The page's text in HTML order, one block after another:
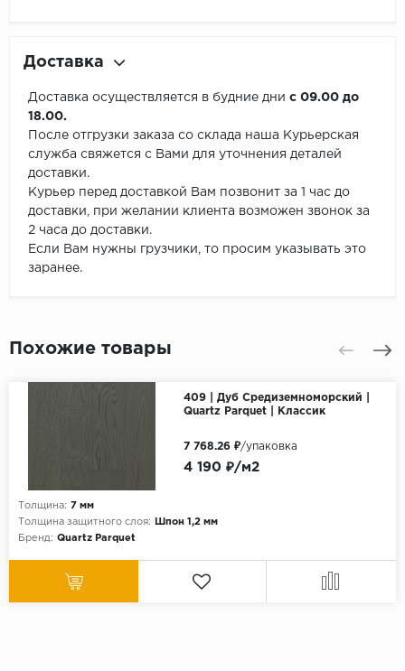
Доставка
Доставка осуществляется в будние дни с 09.00 до
18.00.
После отгрузки заказа со склада наша Курьерская
служба свяжется с Вами для уточнения деталей
доставки.
Курьер перед доставкой Вам позвонит за 1 час до
доставки, при желании клиента возможен звонок за
2 часа до доставки.
Если Вам нужны грузчики, то просим указывать это
заранее.
Похожие товары
409 | Дуб Средиземноморский |
Quartz Parquet | Классик
Толщина: 7 мм
Толщина защитного слоя:
Шпон 1,2 мм
Бренд: Quartz Parquet
4 190 ₽/м2
7 768.26 ₽/упаковка